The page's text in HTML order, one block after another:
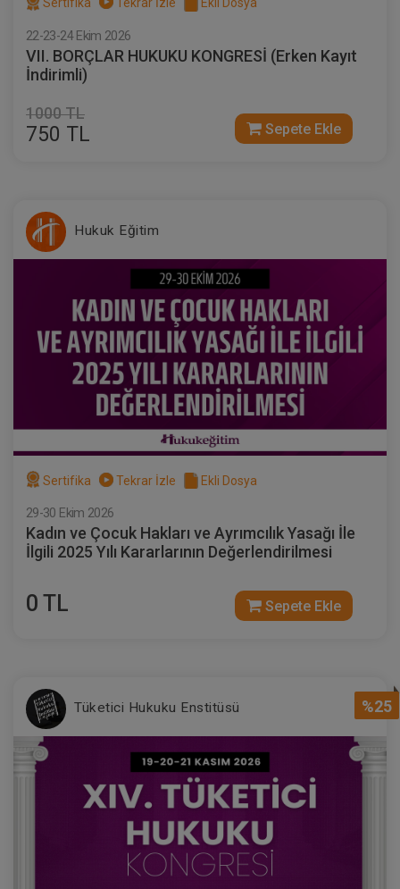
22-23-24 Ekim 2026
VII. BORÇLAR HUKUKU KONGRESİ (Erken Kayıt
İndirimli)
1000 TL
750 TL Sepete Ekle
Hukuk Eğitim
Sertifika Tekrar İzle Ekli Dosya
29-30 Ekim 2026
Kadın ve Çocuk Hakları ve Ayrımcılık Yasağı İle
İlgili 2025 Yılı Kararlarının Değerlendirilmesi
0 TL Sepete Ekle
%25
Tüketici Hukuku Enstitüsü